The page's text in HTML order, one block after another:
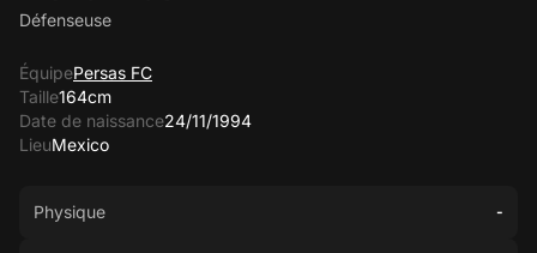
Défenseuse
ÉquipePersas FC
Taille164cm
Date de naissance24/11/1994
LieuMexico
Physique -